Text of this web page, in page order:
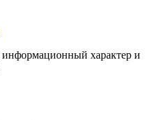
характер и